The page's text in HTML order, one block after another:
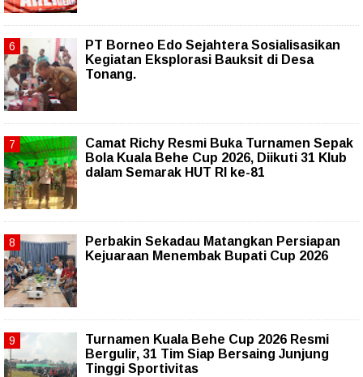
PT Borneo Edo Sejahtera Sosialisasikan
Kegiatan Eksplorasi Bauksit di Desa
Tonang.
Camat Richy Resmi Buka Turnamen Sepak
Bola Kuala Behe Cup 2026, Diikuti 31 Klub
dalam Semarak HUT RI ke-81
Perbakin Sekadau Matangkan Persiapan
Kejuaraan Menembak Bupati Cup 2026
Turnamen Kuala Behe Cup 2026 Resmi
Bergulir, 31 Tim Siap Bersaing Junjung
Tinggi Sportivitas